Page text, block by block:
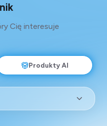
Cię interesuje
Produkty AI